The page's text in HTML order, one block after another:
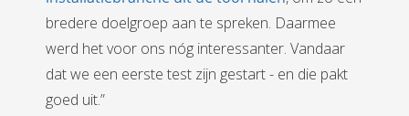
bredere doelgroep aan te spreken. Daarmee
werd het voor ons nóg interessanter. Vandaar
dat we een eerste test zijn gestart - en die pakt
goed uit.”